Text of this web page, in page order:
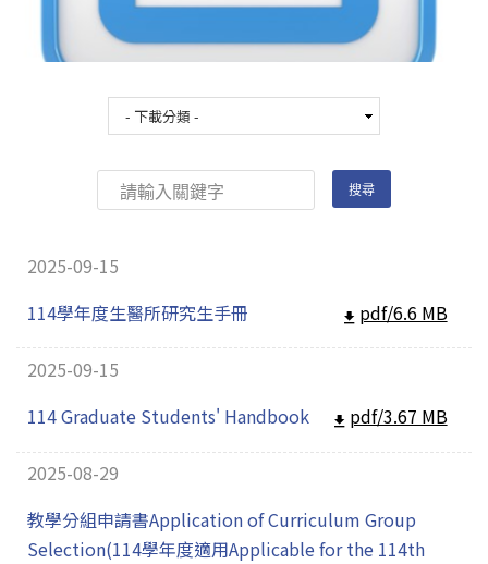
Open submenu (課程資訊)
課程資訊
檔案下載
2025-09-15
114學年度生醫所研究生手冊
pdf/6.6 MB
2025-09-15
114 Graduate Students' Handbook
pdf/3.67 MB
2025-08-29
教學分組申請書Application of Curriculum Group
Selection(114學年度適用Applicable for the 114th